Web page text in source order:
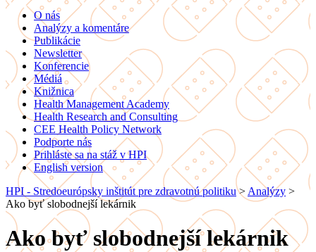
O nás
Analýzy a komentáre
Publikácie
Newsletter
Konferencie
Médiá
Knižnica
Health Management Academy
Health Research and Consulting
CEE Health Policy Network
Podporte nás
Prihláste sa na stáž v HPI
English version
HPI - Stredoeurópsky inštitút pre zdravotnú politiku> Analýzy >
Ako byť slobodnejší lekárnik
Ako byť slobodnejší lekárnik